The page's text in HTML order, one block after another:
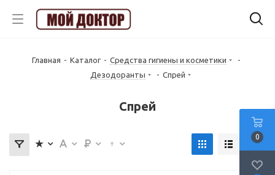
Главная - Каталог - Средства гигиены и косметики
-
Дезодоранты
- Спрей
Спрей
0